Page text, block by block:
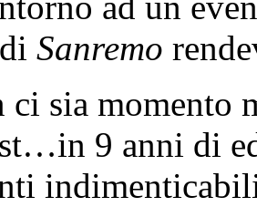
Sanremo
ci sia momento
9 anni di